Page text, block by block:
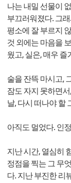
나는 내밀 선물이
부끄러워졌다. 그
평소에 잘 부르지
것 외에는 마음을
웠고, 실은, 매우 즐
술을 잔뜩 마시고,
잠도 자지 못하면
날, 다시 떠나야 할
아직도 멀었다. 인
지난 시간, 열심히
정점을 찍는 그 무
다. 지난 부진한 리